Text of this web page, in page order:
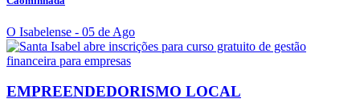
O Isabelense - 05 de Ago
EMPREENDEDORISMO LOCAL